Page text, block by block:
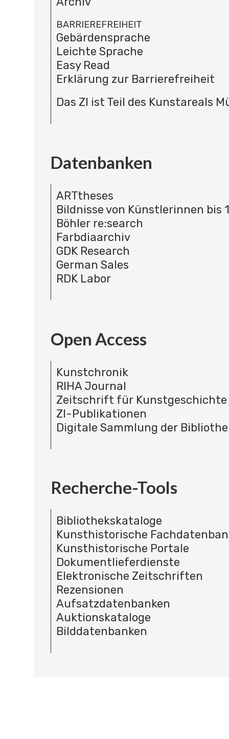
BARRIEREFREIHEIT
Gebärdensprache
Leichte Sprache
Easy Read
Erklärung zur Barrierefreiheit
Das ZI ist Teil des Kunstareals
Datenbanken
ARTtheses
Bildnisse von Künstlerinnen bis
Böhler re:search
Farbdiaarchiv
GDK Research
German Sales
RDK Labor
Open Access
Kunstchronik
RIHA Journal
Zeitschrift für Kunstgeschichte
ZI-Publikationen
Digitale Sammlung der
Recherche-Tools
Bibliothekskataloge
Kunsthistorische
Kunsthistorische Portale
Dokumentlieferdienste
Elektronische Zeitschriften
Rezensionen
Aufsatzdatenbanken
Auktionskataloge
Bilddatenbanken